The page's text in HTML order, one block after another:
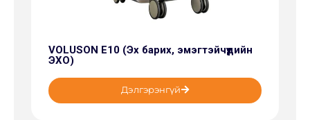
VOLUSON E10 (Эх барих, эмэгтэйчүүдийн
ЭХО)
Дэлгэрэнгүй